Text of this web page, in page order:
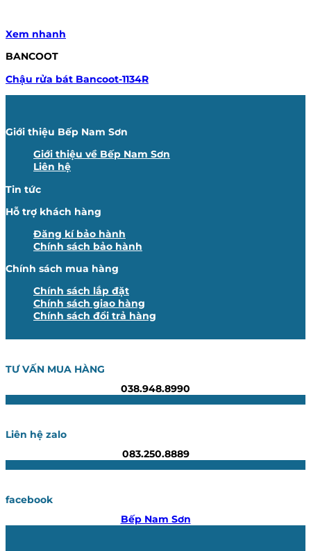
Xem nhanh
BANCOOT
Chậu rửa bát Bancoot-1134R
Giới thiệu Bếp Nam Sơn
Giới thiệu về Bếp Nam Sơn
Liên hệ
Tin tức
Hỗ trợ khách hàng
Đăng kí bảo hành
Chính sách bảo hành
Chính sách mua hàng
Chính sách lắp đặt
Chính sách giao hàng
Chính sách đổi trả hàng
TƯ VẤN MUA HÀNG
038.948.8990
Liên hệ zalo
083.250.8889
facebook
Bếp Nam Sơn